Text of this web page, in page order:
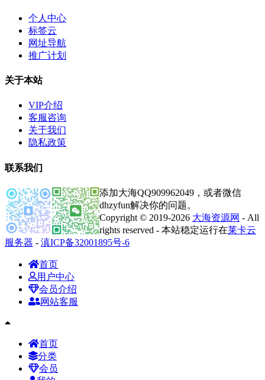
个人中心
标签云
网址导航
推广计划
关于本站
VIP介绍
客服咨询
关于我们
隐私政策
联系我们
添加大海QQ909962049，或者微信
dhzyfun解决你的问题。
Copyright © 2019-2026 大海资源网 - All
rights reserved - 本站稳定运行在莱卡云
服务器 - 滇ICP备32001895号-6
首页
用户中心
会员介绍
网站客服
首页
分类
会员